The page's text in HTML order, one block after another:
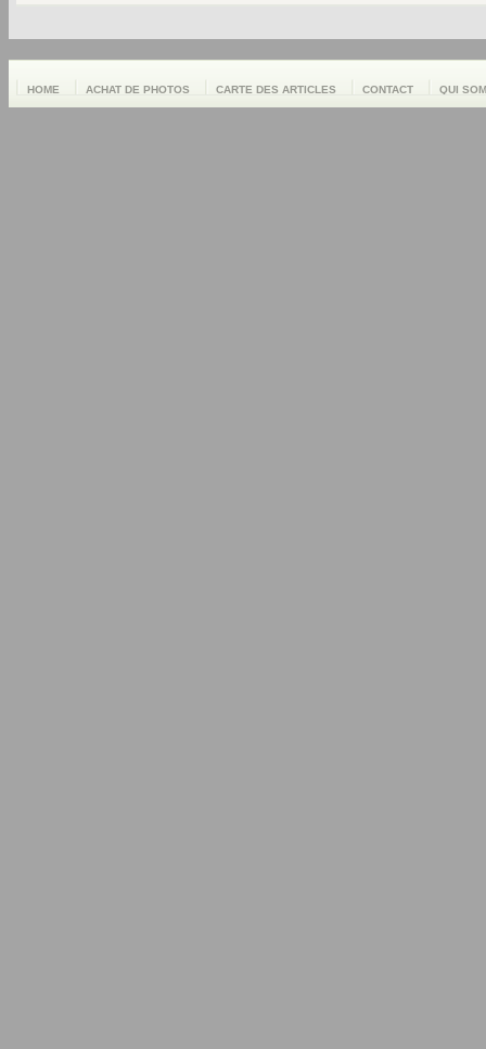
HOME ACHAT DE PHOTOS CARTE DES ARTICLES CONTACT QUI